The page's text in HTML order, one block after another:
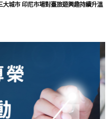
城市 印尼市場對臺旅遊興趣持續升溫